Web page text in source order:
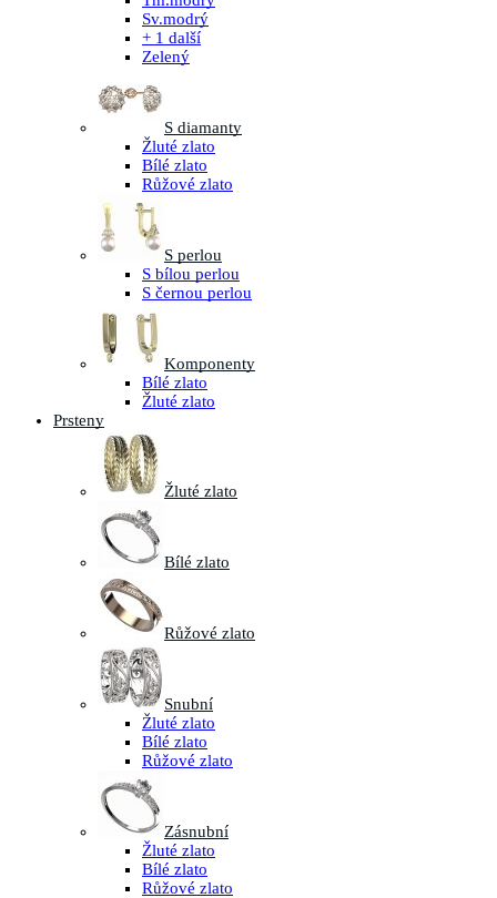
Sv.modrý
+ 1 další
Zelený
S diamanty
Žluté zlato
Bílé zlato
Růžové zlato
S perlou
S bílou perlou
S černou perlou
Komponenty
Bílé zlato
Žluté zlato
Prsteny
Žluté zlato
Bílé zlato
Růžové zlato
Snubní
Žluté zlato
Bílé zlato
Růžové zlato
Zásnubní
Žluté zlato
Bílé zlato
Růžové zlato